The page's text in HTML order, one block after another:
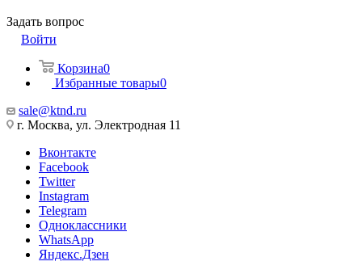
Задать вопрос
Войти
Корзина0
Избранные товары0
sale@ktnd.ru
г. Москва, ул. Электродная 11
Вконтакте
Facebook
Twitter
Instagram
Telegram
Одноклассники
WhatsApp
Яндекс.Дзен